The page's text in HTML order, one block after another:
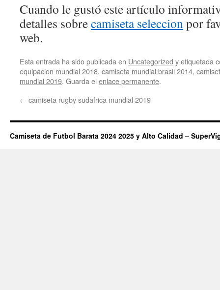
Cuando le gustó este artículo
detalles sobrecamiseta seleccionpor
web.
Esta entrada ha sido publicada en Uncategorized y etiquetada
equipacion mundial 2018, camiseta mundial brasil 2014,
mundial 2019. Guarda el enlace permanente.
← camiseta rugby sudafrica mundial 2019
Camiseta de Futbol Barata 2024 2025 y Alto Calidad –